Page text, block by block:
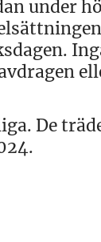
under
De